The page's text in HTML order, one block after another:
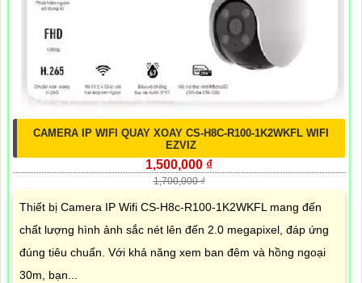
CAMERA IP WIFI QUAY XOAY CS-H8C-R100-1K2WKFL WIFI
EZVIZ
1,500,000 ₫
1,700,000 ₫
Thiết bị Camera IP Wifi CS-H8c-R100-1K2WKFL mang đến
chất lượng hình ảnh sắc nét lên đến 2.0 megapixel, đáp ứng
đúng tiêu chuẩn. Với khả năng xem ban đêm và hồng ngoại
30m, bạn...